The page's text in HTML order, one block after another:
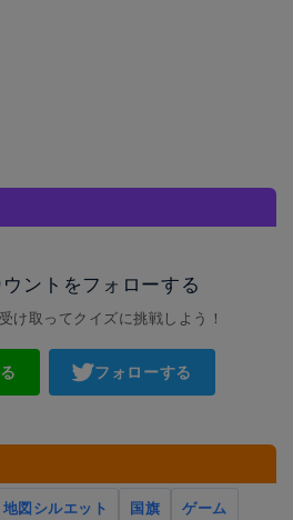
ントをフォローする
け取ってクイズに挑戦しよう！
フォローする
地図シルエット 国旗
ゲーム